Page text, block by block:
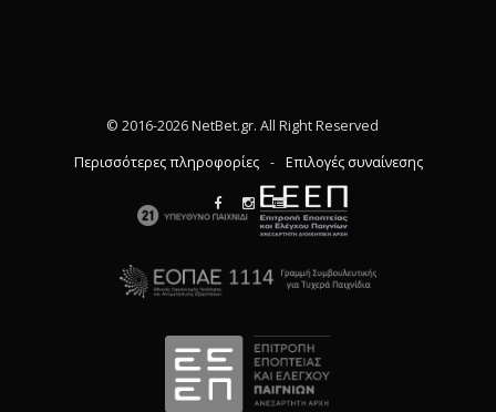
© 2016-2026 NetBet.gr. All Right Reserved
Περισσότερες πληροφορίες
- Επιλογές συναίνεσης